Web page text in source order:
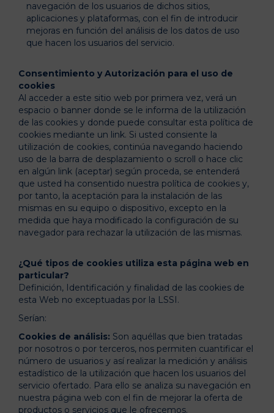
navegación de los usuarios de dichos sitios,
aplicaciones y plataformas, con el fin de introducir
mejoras en función del análisis de los datos de uso
que hacen los usuarios del servicio.
Consentimiento y Autorización para el uso de
cookies
Al acceder a este sitio web por primera vez, verá un
espacio o banner donde se le informa de la utilización
de las cookies y donde puede consultar esta política de
cookies mediante un link. Si usted consiente la
utilización de cookies, continúa navegando haciendo
uso de la barra de desplazamiento o scroll o hace clic
en algún link (aceptar) según proceda, se entenderá
que usted ha consentido nuestra política de cookies y,
por tanto, la aceptación para la instalación de las
mismas en su equipo o dispositivo, excepto en la
medida que haya modificado la configuración de su
navegador para rechazar la utilización de las mismas.
¿Qué tipos de cookies utiliza esta página web en
particular?
Definición, Identificación y finalidad de las cookies de
esta Web no exceptuadas por la LSSI.
Serían:
Cookies de análisis: Son aquéllas que bien tratadas
por nosotros o por terceros, nos permiten cuantificar el
número de usuarios y así realizar la medición y análisis
estadístico de la utilización que hacen los usuarios del
servicio ofertado. Para ello se analiza su navegación en
nuestra página web con el fin de mejorar la oferta de
productos o servicios que le ofrecemos.